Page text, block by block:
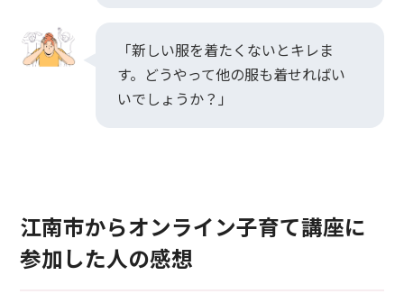
「新しい服を着たくないとキレま
す。どうやって他の服も着せればい
いでしょうか？」
江南市からオンライン子育て講座に
参加した人の感想